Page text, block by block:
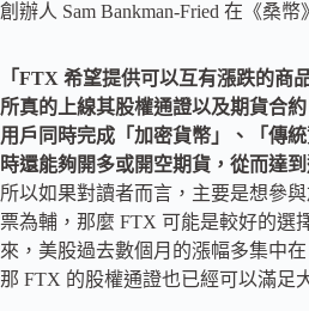
創辦人 Sam Bankman-Fried 在《桑幣
「FTX 希望提供可以互有漲跌的商
所真的上線其股權通證以及期貨合
用戶同時完成「加密貨幣」、「傳
時還能夠開多或開空期貨，從而達到
所以如果對讀者而言，主要是想參
票為輔，那麼 FTX 可能是較好的選
來，美股過去數個月的漲幅多集中在
那 FTX 的股權通證也已經可以滿足